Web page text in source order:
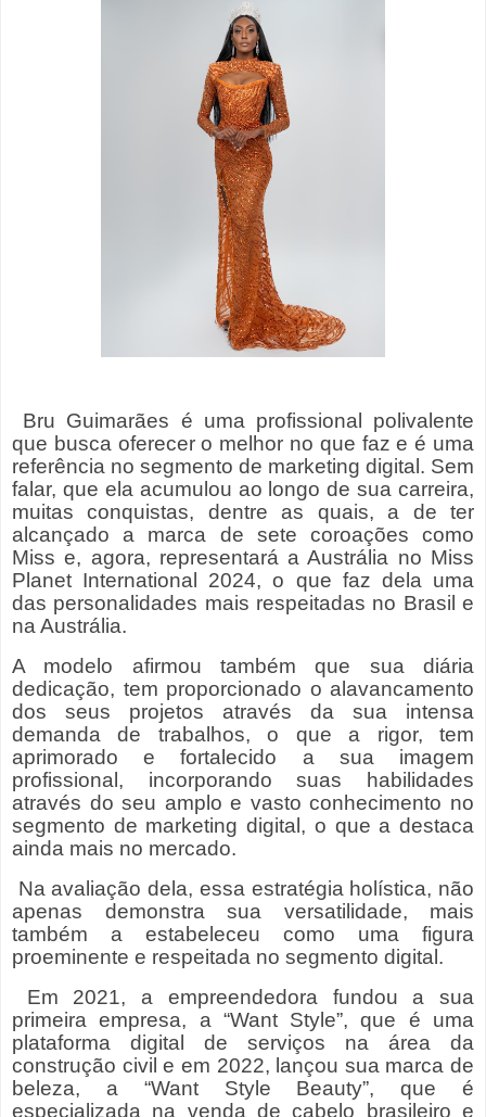
Bru Guimarães é uma profissional polivalente
que busca oferecer o melhor no que faz e é uma
referência no segmento de marketing digital. Sem
falar, que ela acumulou ao longo de sua carreira,
muitas conquistas, dentre as quais, a de ter
alcançado a marca de sete coroações como
Miss e, agora, representará a Austrália no Miss
Planet International 2024, o que faz dela uma
das personalidades mais respeitadas no Brasil e
na Austrália.
A modelo afirmou também que sua diária
dedicação, tem proporcionado o alavancamento
dos seus projetos através da sua intensa
demanda de trabalhos, o que a rigor, tem
aprimorado e fortalecido a sua imagem
profissional, incorporando suas habilidades
através do seu amplo e vasto conhecimento no
segmento de marketing digital, o que a destaca
ainda mais no mercado.
Na avaliação dela, essa estratégia holística, não
apenas demonstra sua versatilidade, mais
também a estabeleceu como uma figura
proeminente e respeitada no segmento digital.
Em 2021, a empreendedora fundou a sua
primeira empresa, a “Want Style”, que é uma
plataforma digital de serviços na área da
construção civil e em 2022, lançou sua marca de
beleza, a “Want Style Beauty”, que é
especializada na venda de cabelo brasileiro e